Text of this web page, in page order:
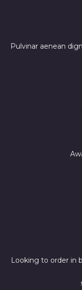
Pulvinar aenean
Looking to order in